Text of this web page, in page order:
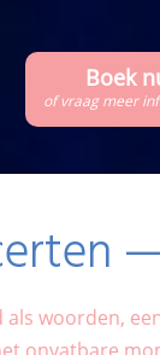
​Boek
​of vraag meer
—
als woorden,